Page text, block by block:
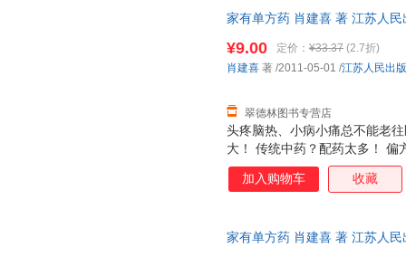
家有单方药 肖建喜 著 江苏人
头疼脑热、小病小痛总不能老
大！ 传统中药？配药太多！ 偏
紧收藏单方药！ 《家有单方药
药里精心挑选出最适合家庭使
关节疼痛 等都能用单方药解决
¥9.00 定价： ¥33.37 (2.7折)
翠德林图书专营店
肖建喜 著 /2011-05-01 /江苏人民出
加入购物车 收藏
家有单方药 肖建喜 著 江苏人